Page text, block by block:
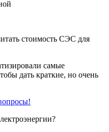
стоимость СЭС для
самые
дать краткие, но очень